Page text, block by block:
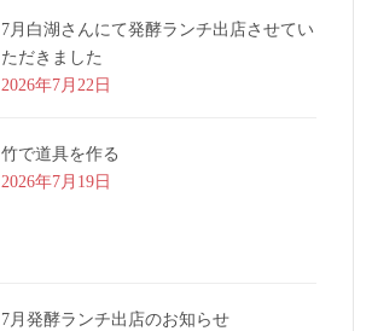
7月白湖さんにて発酵ランチ出店させてい
ただきました
2026年7月22日
竹で道具を作る
2026年7月19日
7月発酵ランチ出店のお知らせ